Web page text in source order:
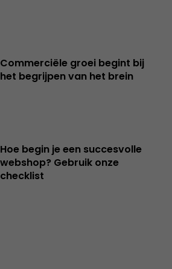
Commerciële groei begint bij
het begrijpen van het brein
Hoe begin je een succesvolle
webshop? Gebruik onze
checklist